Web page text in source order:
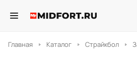
Главная Каталог Страйкбол